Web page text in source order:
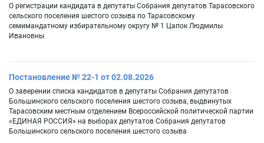
О регистрации кандидата в депутаты Собрания депутатов Тарасовского
сельского поселения шестого созыва по Тарасовскому
семимандатному избирательному округу № 1 Цапок Людмилы
Ивановны
Постановление № 22-1 от 02.08.2026
О заверении списка кандидатов в депутаты Собрания депутатов
Большинского сельского поселения шестого созыва, выдвинутых
Тарасовским местным отделением Всероссийской политической партии
«ЕДИНАЯ РОССИЯ» на выборах депутатов Собрания депутатов
Большинского сельского поселения шестого созыва